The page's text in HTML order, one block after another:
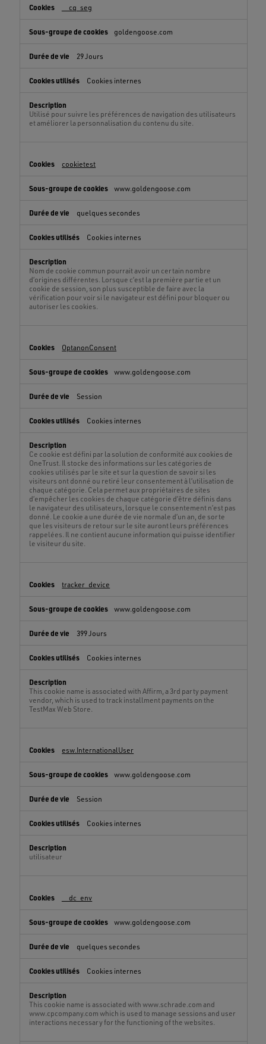
__cq_seg
goldengoose.com
29 Jours
Cookies internes
Utilisé pour suivre les préférences de navigation des utilisateurs
et améliorer la personnalisation du contenu du site.
cookietest
www.goldengoose.com
quelques secondes
Cookies internes
Nom de cookie commun pourrait avoir un certain nombre
d’origines différentes. Lorsque c’est la première partie et un
cookie de session, son plus susceptible de faire avec la
vérification pour voir si le navigateur est défini pour bloquer ou
autoriser les cookies.
OptanonConsent
www.goldengoose.com
Session
Cookies internes
Ce cookie est défini par la solution de conformité aux cookies de
OneTrust. Il stocke des informations sur les catégories de
cookies utilisés par le site et sur la question de savoir si les
visiteurs ont donné ou retiré leur consentement à l’utilisation de
chaque catégorie. Cela permet aux propriétaires de sites
d’empêcher les cookies de chaque catégorie d’être définis dans
le navigateur des utilisateurs, lorsque le consentement n’est pas
donné. Le cookie a une durée de vie normale d’un an, de sorte
que les visiteurs de retour sur le site auront leurs préférences
rappelées. Il ne contient aucune information qui puisse identifier
le visiteur du site.
tracker_device
www.goldengoose.com
399 Jours
Cookies internes
This cookie name is associated with Affirm, a 3rd party payment
vendor, which is used to track installment payments on the
TestMax Web Store.
esw.InternationalUser
www.goldengoose.com
Session
Cookies internes
utilisateur
__dc_env
www.goldengoose.com
quelques secondes
Cookies internes
This cookie name is associated with www.schrade.com and
www.cpcompany.com which is used to manage sessions and user
interactions necessary for the functioning of the websites.